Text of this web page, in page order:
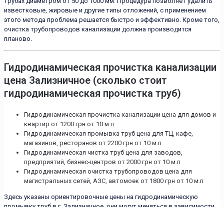
известковые, жировые и другие типы отложений, с применением
этого метода проблема решается быстро и эффективно. Кроме того,
очистка трубопроводов канализации должна производится
планово.
Гидродинамическая прочистка канализации
цена Зализничное (сколько стоит
гидродинамическая прочистка труб)
Гидродинамическая прочистка канализации цена для домов и
квартир от 1200 грн от 10 м.п
Гидродинамическая промывка труб цена для ТЦ, кафе,
магазинов, ресторанов от 2200 грн от 10 м.п
Гидродинамическая чистка труб цена для заводов,
предприятий, бизнес-центров от 2000 грн от 10 м.п
Гидродинамическая очистка трубопроводов цена для
магистральных сетей, АЗС, автомоек от 1800 грн от 10 м.п
Здесь указаны ориентировочные цены на гидродинамическую